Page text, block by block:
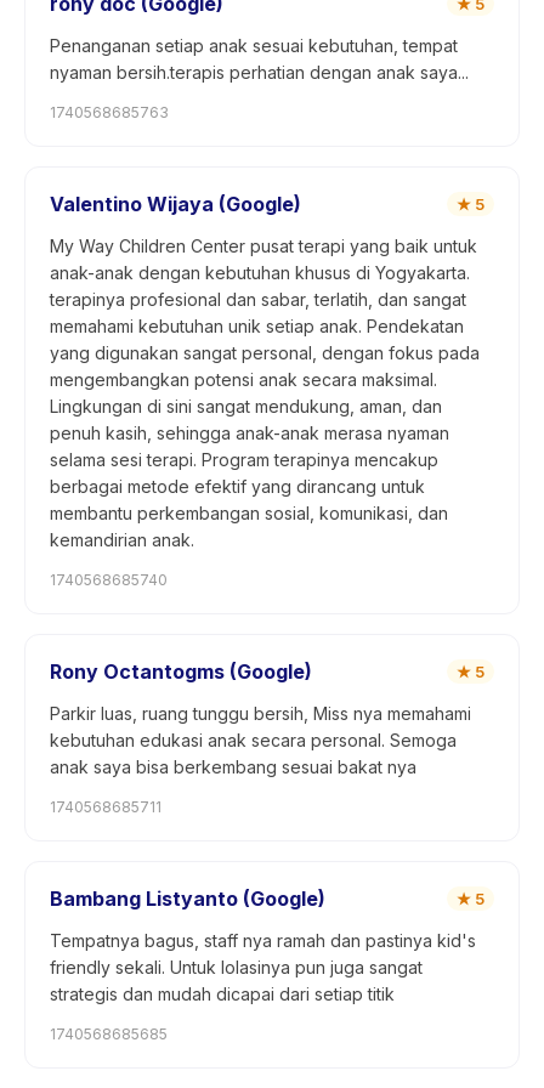
Penanganan setiap anak sesuai kebutuhan, tempat
nyaman bersih.terapis perhatian dengan anak saya...
1740568685763
Valentino Wijaya (Google) ★ 5
My Way Children Center pusat terapi yang baik untuk
anak-anak dengan kebutuhan khusus di Yogyakarta.
terapinya profesional dan sabar, terlatih, dan sangat
memahami kebutuhan unik setiap anak. Pendekatan
yang digunakan sangat personal, dengan fokus pada
mengembangkan potensi anak secara maksimal.
Lingkungan di sini sangat mendukung, aman, dan
penuh kasih, sehingga anak-anak merasa nyaman
selama sesi terapi. Program terapinya mencakup
berbagai metode efektif yang dirancang untuk
membantu perkembangan sosial, komunikasi, dan
kemandirian anak.
1740568685740
Rony Octantogms (Google) ★ 5
Parkir luas, ruang tunggu bersih, Miss nya memahami
kebutuhan edukasi anak secara personal. Semoga
anak saya bisa berkembang sesuai bakat nya
1740568685711
Bambang Listyanto (Google) ★ 5
Tempatnya bagus, staff nya ramah dan pastinya kid's
friendly sekali. Untuk lolasinya pun juga sangat
strategis dan mudah dicapai dari setiap titik
1740568685685